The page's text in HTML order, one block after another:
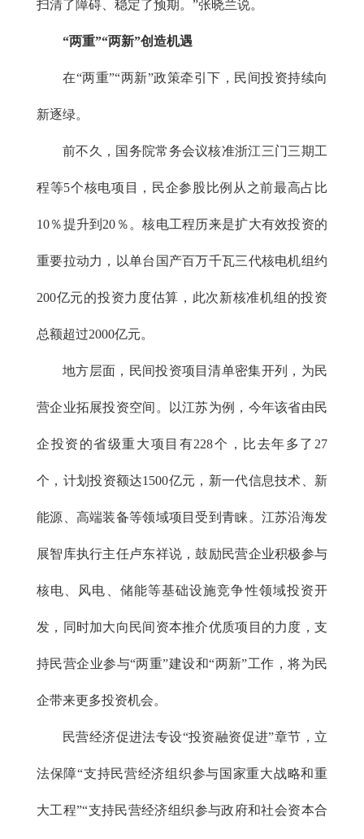
扫清了障碍、稳定了预期。”张晓兰说。
“两重”“两新”创造机遇
在“两重”“两新”政策牵引下，民间投资持续向
新逐绿。
前不久，国务院常务会议核准浙江三门三期工
程等5个核电项目，民企参股比例从之前最高占比
10％提升到20％。核电工程历来是扩大有效投资的
重要拉动力，以单台国产百万千瓦三代核电机组约
200亿元的投资力度估算，此次新核准机组的投资
总额超过2000亿元。
地方层面，民间投资项目清单密集开列，为民
营企业拓展投资空间。以江苏为例，今年该省由民
企投资的省级重大项目有228个，比去年多了27
个，计划投资额达1500亿元，新一代信息技术、新
能源、高端装备等领域项目受到青睐。江苏沿海发
展智库执行主任卢东祥说，鼓励民营企业积极参与
核电、风电、储能等基础设施竞争性领域投资开
发，同时加大向民间资本推介优质项目的力度，支
持民营企业参与“两重”建设和“两新”工作，将为民
企带来更多投资机会。
民营经济促进法专设“投资融资促进”章节，立
法保障“支持民营经济组织参与国家重大战略和重
大工程”“支持民营经济组织参与政府和社会资本合